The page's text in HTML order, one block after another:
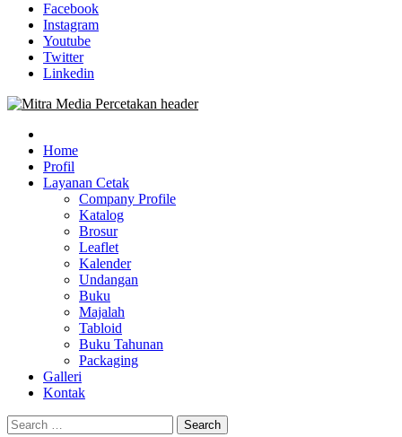
Facebook
Instagram
Youtube
Twitter
Linkedin
Mitra Media Percetakan Bekasi
0813-1670-6191
0813-1670-6191 (Call/WA) Perusahaan Tempat Alamat Jasa Pusat
Percetakan Bekasi Barat Timur Utara Selatan Murah 24 Jam
Home
Profil
Layanan Cetak
Company Profile
Katalog
Brosur
Leaflet
Kalender
Undangan
Buku
Majalah
Tabloid
Buku Tahunan
Packaging
Galleri
Kontak
Search